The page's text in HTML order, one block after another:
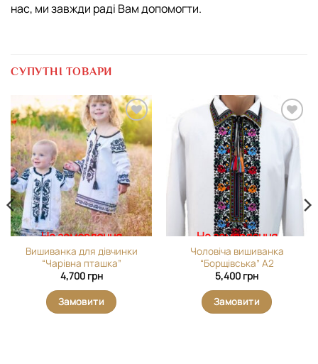
нас, ми завжди раді Вам допомогти.
СУПУТНІ ТОВАРИ
Додати
виріб у
вибране
На замовлення
Вишиванка для дівчинки
“Чарівна пташка”
4,700 грн
Замовити
Додати
виріб у
вибране
На замовлення
Чоловіча вишиванка
“Борщівська” А2
5,400 грн
Замовити